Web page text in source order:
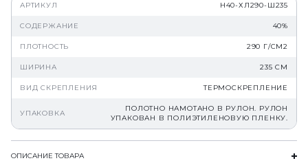
АРТИКУЛ Н40-ХЛ290-Ш235
СОДЕРЖАНИЕ 40%
ПЛОТНОСТЬ 290 Г/СМ2
ШИРИНА 235 СМ
ВИД СКРЕПЛЕНИЯ ТЕРМОСКРЕПЛЕНИЕ
УПАКОВКА
ПОЛОТНО НАМОТАНО В РУЛОН. РУЛОН
УПАКОВАН В ПОЛИЭТИЛЕНОВУЮ ПЛЕНКУ.
ОПИСАНИЕ ТОВАРА